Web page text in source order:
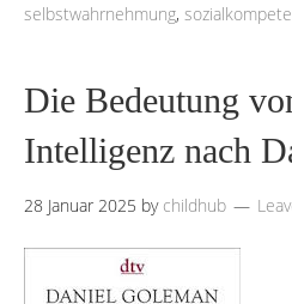
selbstwahrnehmung,
Die Bedeutung
Intelligenz nach
28 Januar 2025 by childhub